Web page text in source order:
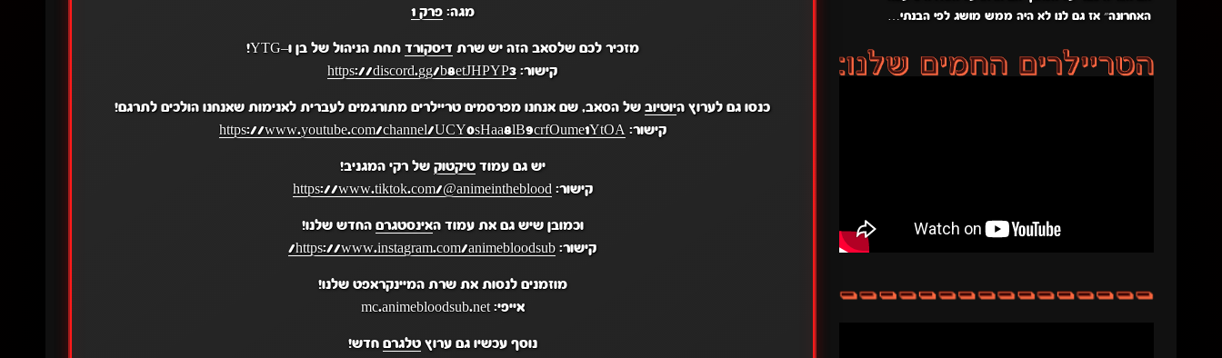
מגה:פרק 1
מזכיר לכם שלסאב הזה יש שרת דיסקורד תחת הניהול של בן ו–YTG!
קישור: https://discord.gg/b8etJHPYP3
כנסו גם לערוץ היוטיובשל הסאב, שם אנחנו מפרסמים טריילרים מתורגמים לעברית לאנימות שאנחנו הולכים לתרגם!
קישור: https://www.youtube.com/channel/UCY0sHaa8lB9crfOume1YtOA
יש גם עמודטיקטוק של רקי המגניב!
קישור: https://www.tiktok.com/@animeintheblood
וכמובן שיש גם את עמוד האינסטגרם החדש שלנו!
קישור: https://www.instagram.com/animebloodsub/
מוזמנים לנסות את שרת המיינקראפט שלנו!
אייפי: mc.animebloodsub.net
נוסף עכשיו גם ערוץטלגרם חדש!
האחרונה״ אז גם לנו לא היה ממש מושג לפי הבנתי…